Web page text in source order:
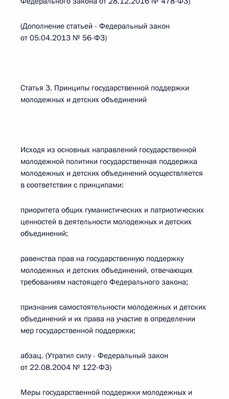
(Дополнение статьей - Федеральный закон
от 05.04.2013 № 56-ФЗ)
Статья 3. Принципы государственной поддержки
молодежных и детских объединений
Исходя из основных направлений государственной
молодежной политики государственная поддержка
молодежных и детских объединений осуществляется
в соответствии с принципами:
приоритета общих гуманистических и патриотических
ценностей в деятельности молодежных и детских
объединений;
равенства прав на государственную поддержку
молодежных и детских объединений, отвечающих
требованиям настоящего Федерального закона;
признания самостоятельности молодежных и детских
объединений и их права на участие в определении
мер государственной поддержки;
абзац. (Утратил силу - Федеральный закон
от 22.08.2004 № 122-ФЗ)
Меры государственной поддержки молодежных и